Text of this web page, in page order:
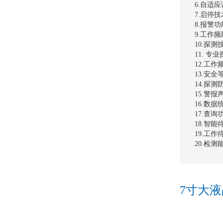
6.自适应
7.启停
8.报警功
9.工作频
10.探测
11. 专业
12.工作
13.安全
14.探测
15.警报
16.数据
17.查询
18.智能
19.工作
20.检测
7寸大